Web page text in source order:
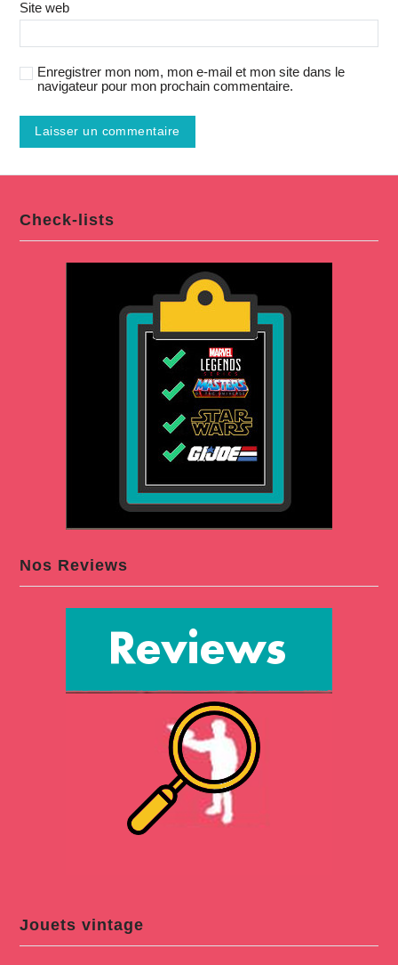
Site web
Enregistrer mon nom, mon e-mail et mon site dans le
navigateur pour mon prochain commentaire.
Check-lists
Nos Reviews
Jouets vintage